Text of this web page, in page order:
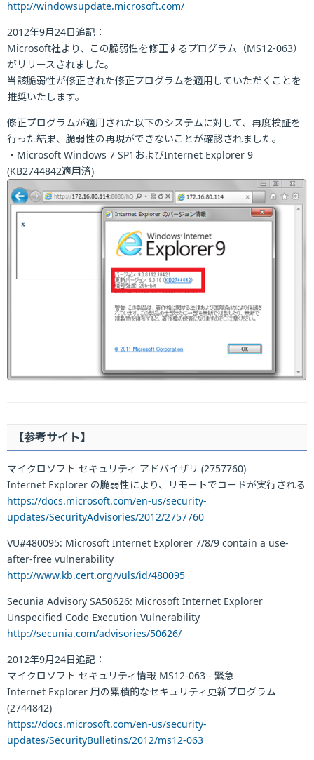
http://windowsupdate.microsoft.com/
2012年9月24日追記：
Microsoft社より、この脆弱性を修正するプログラム（MS12-063）
がリリースされました。
当該脆弱性が修正された修正プログラムを適用していただくことを
推奨いたします。
修正プログラムが適用された以下のシステムに対して、再度検証を
行った結果、脆弱性の再現ができないことが確認されました。
・Microsoft Windows 7 SP1およびInternet Explorer 9
(KB2744842適用済)
【参考サイト】
マイクロソフト セキュリティ アドバイザリ (2757760)
Internet Explorer の脆弱性により、リモートでコードが実行される
https://docs.microsoft.com/en-us/security-
updates/SecurityAdvisories/2012/2757760
VU#480095: Microsoft Internet Explorer 7/8/9 contain a use-
after-free vulnerability
http://www.kb.cert.org/vuls/id/480095
Secunia Advisory SA50626: Microsoft Internet Explorer
Unspecified Code Execution Vulnerability
http://secunia.com/advisories/50626/
2012年9月24日追記：
マイクロソフト セキュリティ情報 MS12-063 - 緊急
Internet Explorer 用の累積的なセキュリティ更新プログラム
(2744842)
https://docs.microsoft.com/en-us/security-
updates/SecurityBulletins/2012/ms12-063